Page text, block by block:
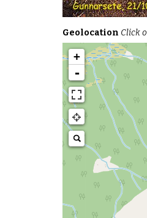
Geolocation Click
+
-